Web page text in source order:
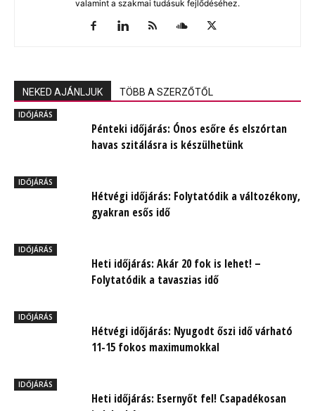
valamint a szakmai tudásuk fejlődéséhez.
NEKED AJÁNLJUK TÖBB A SZERZŐTŐL
IDŐJÁRÁS
Pénteki időjárás: Ónos esőre és elszórtan
havas szitálásra is készülhetünk
IDŐJÁRÁS
Hétvégi időjárás: Folytatódik a változékony,
gyakran esős idő
IDŐJÁRÁS
Heti időjárás: Akár 20 fok is lehet! –
Folytatódik a tavaszias idő
IDŐJÁRÁS
Hétvégi időjárás: Nyugodt őszi idő várható
11-15 fokos maximumokkal
IDŐJÁRÁS
Heti időjárás: Esernyőt fel! Csapadékosan